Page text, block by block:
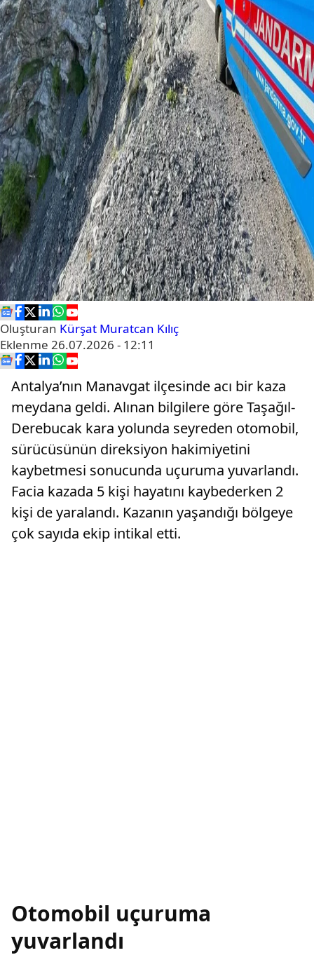
Oluşturan Kürşat Muratcan Kılıç
Eklenme 26.07.2026 - 12:11
Antalya’nın Manavgat ilçesinde acı bir kaza
meydana geldi. Alınan bilgilere göre Taşağıl-
Derebucak kara yolunda seyreden otomobil,
sürücüsünün direksiyon hakimiyetini
kaybetmesi sonucunda uçuruma yuvarlandı.
Facia kazada 5 kişi hayatını kaybederken 2
kişi de yaralandı. Kazanın yaşandığı bölgeye
çok sayıda ekip intikal etti.
Otomobil uçuruma
yuvarlandı